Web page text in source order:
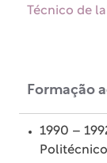
Técnico de
Formação
1990 –